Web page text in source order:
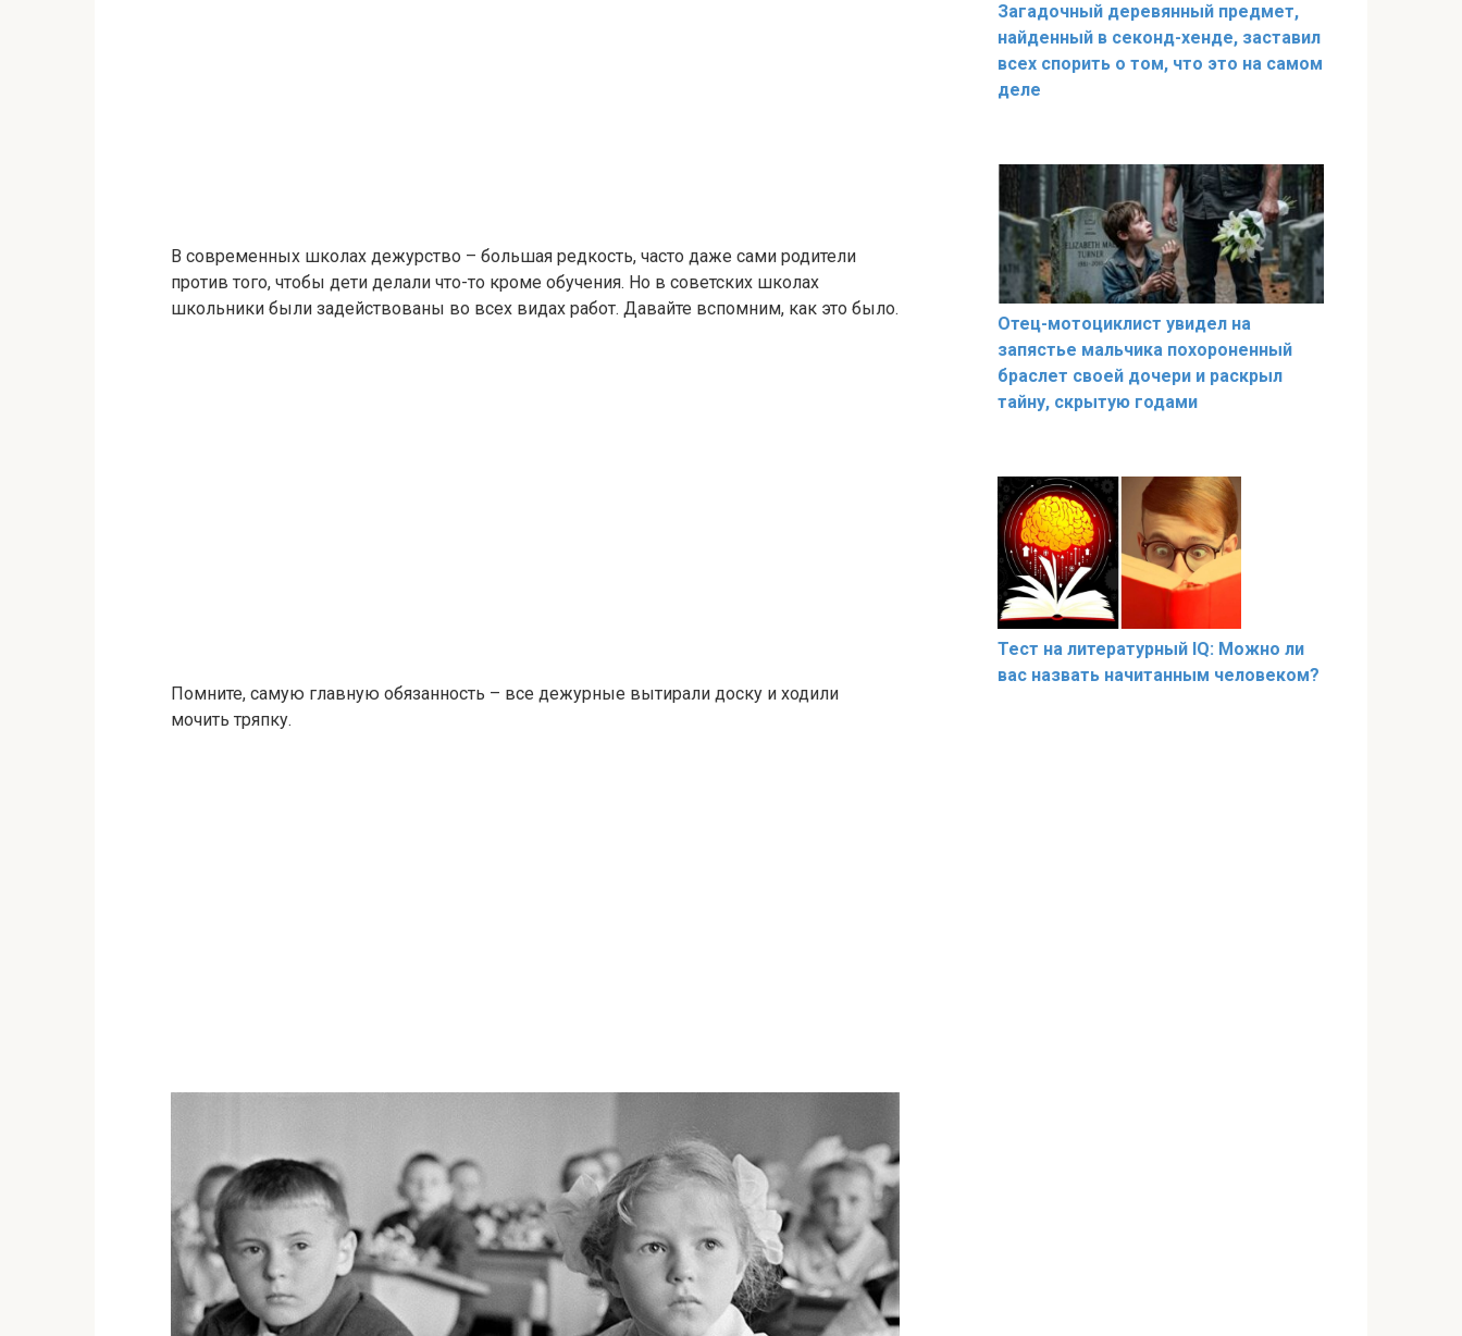
В современных школах дежурство – большая редкость, часто даже сами родители
против того, чтобы дети делали что-то кроме обучения. Но в советских школах
школьники были задействованы во всех видах работ. Давайте вспомним, как это было.
Помните, самую главную обязанность – все дежурные вытирали доску и ходили
мочить тряпку.
Загадочный деревянный предмет,
найденный в секонд-хенде, заставил
всех спорить о том, что это на самом
деле
Отец-мотоциклист увидел на
запястье мальчика похороненный
браслет своей дочери и раскрыл
тайну, скрытую годами
Тест на литературный IQ: Можно ли
вас назвать начитанным человеком?